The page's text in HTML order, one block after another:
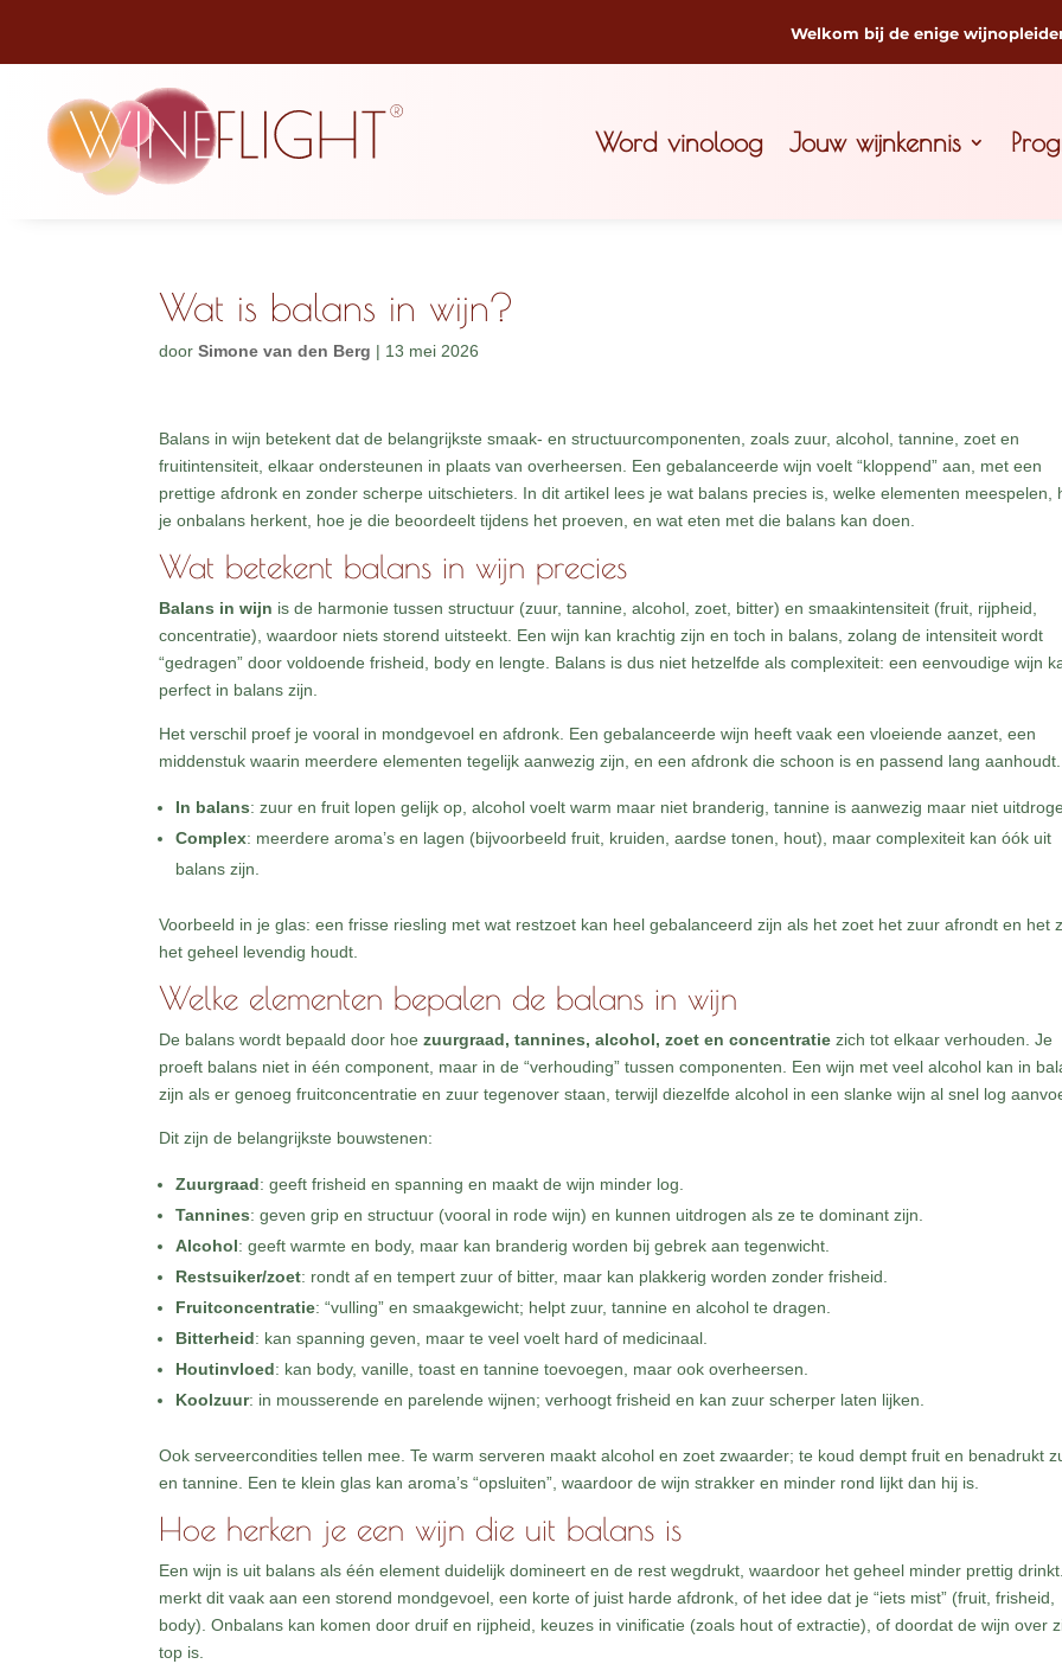
Welkom bij de enige
Word vinoloog Jouw wijnkennis
Wat is balans in wijn?
doorSimone van den Berg | 13 mei 2026
Balans in wijn betekent dat de belangrijkste smaak- en structuurcomponenten, zoals zuur, alcohol, tannine, zoet en
fruitintensiteit, elkaar ondersteunen in plaats van overheersen. Een gebalanceerde wijn voelt “kloppend” aan, met een
prettige afdronk en zonder scherpe uitschieters. In dit artikel lees je wat balans precies is, welke elementen meespelen,
je onbalans herkent, hoe je die beoordeelt tijdens het proeven, en wat eten met die balans kan doen.
Wat betekent balans in wijn precies
Balans in wijn is de harmonie tussen structuur (zuur, tannine, alcohol, zoet, bitter) en smaakintensiteit (fruit, rijpheid,
concentratie), waardoor niets storend uitsteekt. Een wijn kan krachtig zijn en toch in balans, zolang de intensiteit wordt
“gedragen” door voldoende frisheid, body en lengte. Balans is dus niet hetzelfde als complexiteit: een eenvoudige wijn
perfect in balans zijn.
Het verschil proef je vooral in mondgevoel en afdronk. Een gebalanceerde wijn heeft vaak een vloeiende aanzet, een
middenstuk waarin meerdere elementen tegelijk aanwezig zijn, en een afdronk die schoon is en passend lang aanhoudt.
In balans: zuur en fruit lopen gelijk op, alcohol voelt warm maar niet branderig, tannine is aanwezig maar niet
Complex: meerdere aroma’s en lagen (bijvoorbeeld fruit, kruiden, aardse tonen, hout), maar complexiteit kan óók uit
balans zijn.
Voorbeeld in je glas: een frisse riesling met wat restzoet kan heel gebalanceerd zijn als het zoet het zuur afrondt en het
het geheel levendig houdt.
Welke elementen bepalen de balans in wijn
De balans wordt bepaald door hoezuurgraad, tannines, alcohol, zoet en concentratie zich tot elkaar verhouden. Je
proeft balans niet in één component, maar in de “verhouding” tussen componenten. Een wijn met veel alcohol kan in
zijn als er genoeg fruitconcentratie en zuur tegenover staan, terwijl diezelfde alcohol in een slanke wijn al snel log
Dit zijn de belangrijkste bouwstenen:
Zuurgraad: geeft frisheid en spanning en maakt de wijn minder log.
Tannines: geven grip en structuur (vooral in rode wijn) en kunnen uitdrogen als ze te dominant zijn.
Alcohol: geeft warmte en body, maar kan branderig worden bij gebrek aan tegenwicht.
Restsuiker/zoet: rondt af en tempert zuur of bitter, maar kan plakkerig worden zonder frisheid.
Fruitconcentratie: “vulling” en smaakgewicht; helpt zuur, tannine en alcohol te dragen.
Bitterheid: kan spanning geven, maar te veel voelt hard of medicinaal.
Houtinvloed: kan body, vanille, toast en tannine toevoegen, maar ook overheersen.
Koolzuur: in mousserende en parelende wijnen; verhoogt frisheid en kan zuur scherper laten lijken.
Ook serveercondities tellen mee. Te warm serveren maakt alcohol en zoet zwaarder; te koud dempt fruit en benadrukt
en tannine. Een te klein glas kan aroma’s “opsluiten”, waardoor de wijn strakker en minder rond lijkt dan hij is.
Hoe herken je een wijn die uit balans is
Een wijn is uit balans als één element duidelijk domineert en de rest wegdrukt, waardoor het geheel minder prettig
merkt dit vaak aan een storend mondgevoel, een korte of juist harde afdronk, of het idee dat je “iets mist” (fruit, frisheid,
body). Onbalans kan komen door druif en rijpheid, keuzes in vinificatie (zoals hout of extractie), of doordat de wijn over
top is.